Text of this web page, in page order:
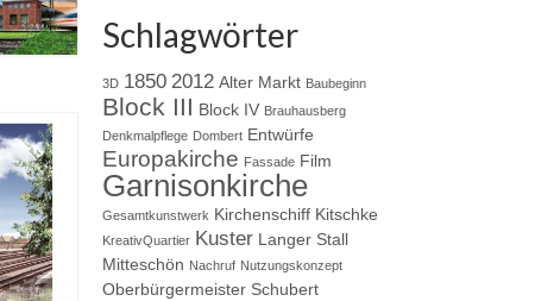
Schlagwörter
3D 1850 2012 Alter Markt Baubeginn
Block III Block IV Brauhausberg
Denkmalpflege Dombert Entwürfe
Europakirche Fassade Film
Garnisonkirche
Gesamtkunstwerk Kirchenschiff Kitschke
KreativQuartier Kuster Langer Stall
Mitteschön Nachruf Nutzungskonzept
Oberbürgermeister Schubert